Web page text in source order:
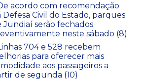
acordo com recomendação
Defesa Civil do Estado, parques
Jundiaí serão fechados
neste sábado (8)
704 e 528 recebem
para oferecer mais
aos passageiros a
de segunda (10)